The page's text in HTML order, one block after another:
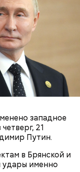
западное
21
Путин.
в Брянской и
удары именно
в
Израиля.
ЦРУ и
в Сирию в 2019
Цуркова
с
Также женщина
его жена Сара и